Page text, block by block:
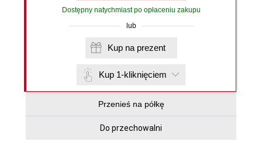
Dostępny natychmiast po opłaceniu zakupu
lub
Kup na prezent
Kup 1-kliknięciem
Przenieś na półkę
Do przechowalni